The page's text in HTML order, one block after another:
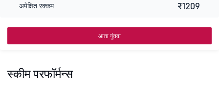
अपेक्षित रक्कम ₹1209
आता गुंतवा
स्कीम परफॉर्मन्स